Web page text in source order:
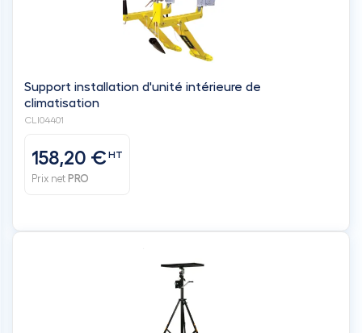
Support installation d'unité intérieure de
climatisation
CLI04401
158,20 €HT
Prix net PRO